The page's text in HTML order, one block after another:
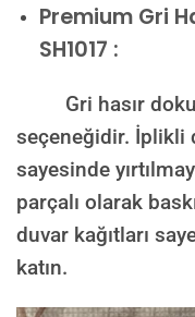
Premium Gri
SH1017 :
Gri hasır
seçeneğidir. İplikli
sayesinde
parçalı olarak
duvar kağıtları
katın.